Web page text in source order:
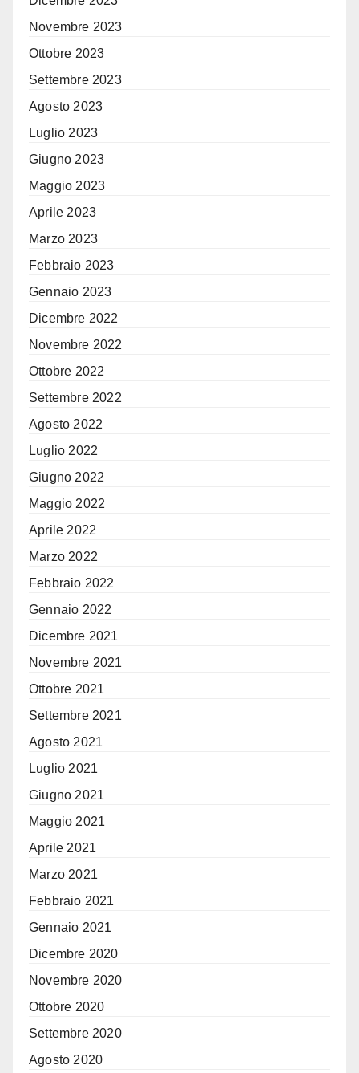
Novembre 2023
Ottobre 2023
Settembre 2023
Agosto 2023
Luglio 2023
Giugno 2023
Maggio 2023
Aprile 2023
Marzo 2023
Febbraio 2023
Gennaio 2023
Dicembre 2022
Novembre 2022
Ottobre 2022
Settembre 2022
Agosto 2022
Luglio 2022
Giugno 2022
Maggio 2022
Aprile 2022
Marzo 2022
Febbraio 2022
Gennaio 2022
Dicembre 2021
Novembre 2021
Ottobre 2021
Settembre 2021
Agosto 2021
Luglio 2021
Giugno 2021
Maggio 2021
Aprile 2021
Marzo 2021
Febbraio 2021
Gennaio 2021
Dicembre 2020
Novembre 2020
Ottobre 2020
Settembre 2020
Agosto 2020